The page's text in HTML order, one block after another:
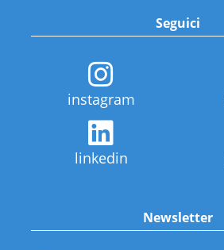
Seguici
instagram
linkedin
Newsletter